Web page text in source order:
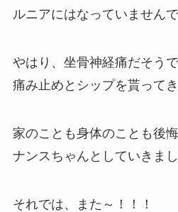
ルニアにはなっていませんで
やはり、坐骨神経痛だそうで
痛み止めとシップを貰ってき
家のことも身体のことも後
ナンスちゃんとしていきま
それでは、また～！！！